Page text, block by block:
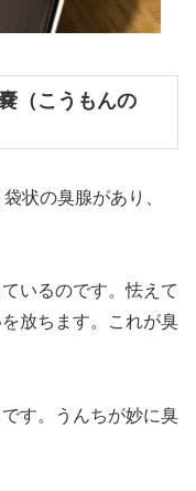
（こうもんの
状の臭腺があり、
いるのです。怯えて
放ちます。これが臭
す。うんちが妙に臭